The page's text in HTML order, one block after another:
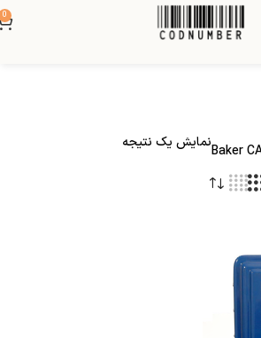
0
نمایش یک نتیجه